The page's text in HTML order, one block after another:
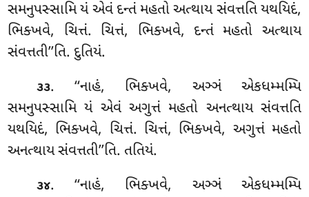
સમનુપસ્સામિ યં એવં દન્તં મહતો અત્થાય સંવત્તતિ યથયિદં,
ભિક્ખવે, ચિત્તં. ચિત્તં, ભિક્ખવે, દન્તં મહતો અત્થાય
સંવત્તતી’’તિ. દુતિયં.
૩૩. ‘‘નાહં, ભિક્ખવે, અઞ્ઞં એકધમ્મમ્પિ
સમનુપસ્સામિયં એવં અગુત્તં મહતો અનત્થાય સંવત્તતિ
યથયિદં, ભિક્ખવે, ચિત્તં. ચિત્તં, ભિક્ખવે, અગુત્તં મહતો
અનત્થાય સંવત્તતી’’તિ. તતિયં.
૩૪. ‘‘નાહં, ભિક્ખવે, અઞ્ઞં એકધમ્મમ્પિ